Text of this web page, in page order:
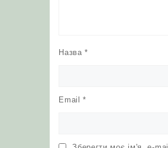
Назва*
Email*